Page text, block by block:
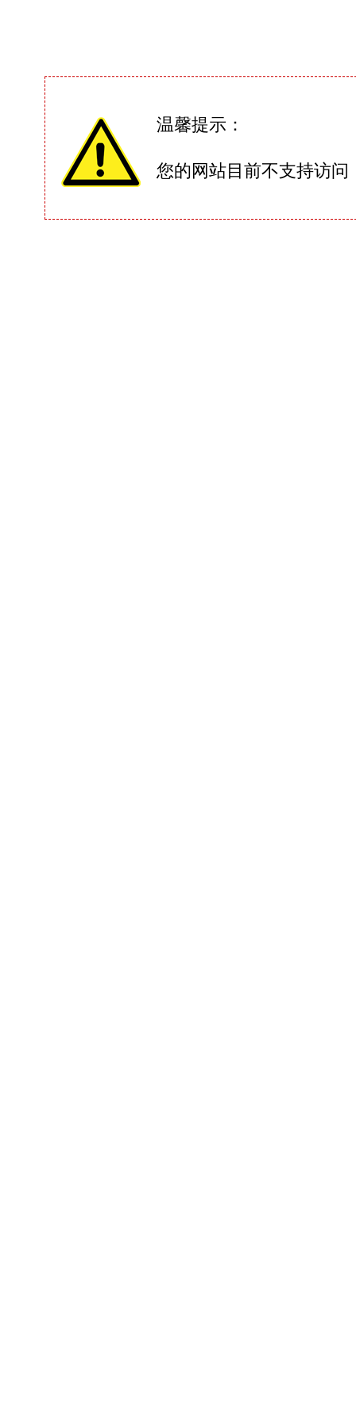
温馨提示：
您的网站目前不支持访